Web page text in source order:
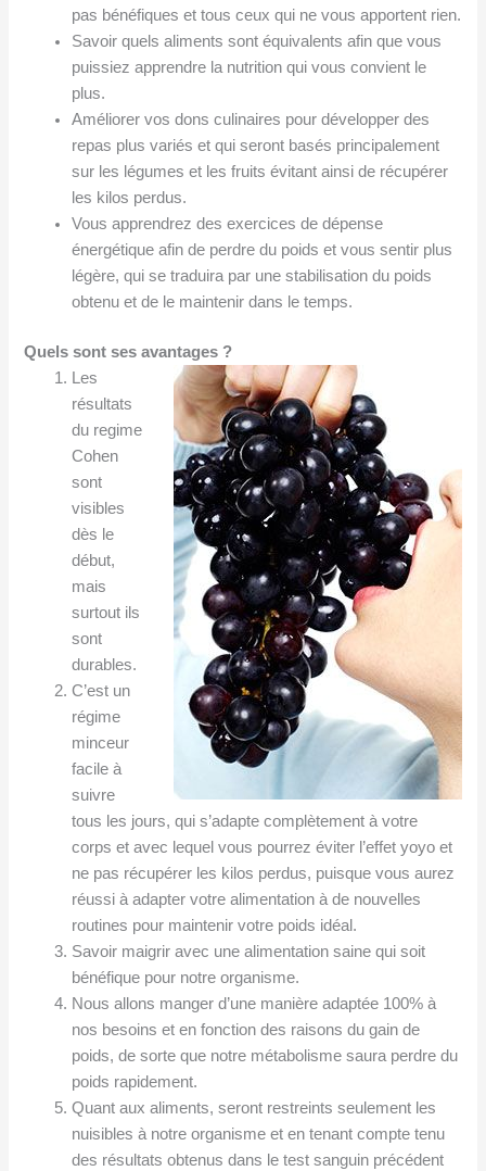
pas bénéfiques et tous ceux qui ne vous apportent rien.
Savoir quels aliments sont équivalents afin que vous
puissiez apprendre la nutrition qui vous convient le
plus.
Améliorer vos dons culinaires pour développer des
repas plus variés et qui seront basés principalement
sur les légumes et les fruits évitant ainsi de récupérer
les kilos perdus.
Vous apprendrez des exercices de dépense
énergétique afin de perdre du poids et vous sentir plus
légère, qui se traduira par une stabilisation du poids
obtenu et de le maintenir dans le temps.
Quels sont ses avantages ?
Les
résultats
du regime
Cohen
sont
visibles
dès le
début,
mais
surtout ils
sont
durables.
C’est un
régime
minceur
facile à
suivre
tous les jours, qui s’adapte complètement à votre
corps et avec lequel vous pourrez éviter l’effet yoyo et
ne pas récupérer les kilos perdus, puisque vous aurez
réussi à adapter votre alimentation à de nouvelles
routines pour maintenir votre poids idéal.
Savoir maigrir avec une alimentation saine qui soit
bénéfique pour notre organisme.
Nous allons manger d’une manière adaptée 100% à
nos besoins et en fonction des raisons du gain de
poids, de sorte que notre métabolisme saura perdre du
poids rapidement.
Quant aux aliments, seront restreints seulement les
nuisibles à notre organisme et en tenant compte tenu
des résultats obtenus dans le test sanguin précédent